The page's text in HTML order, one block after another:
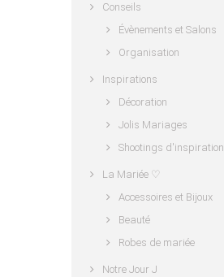
Conseils
Évènements et Salons
Organisation
Inspirations
Décoration
Jolis Mariages
Shootings d'inspiration
La Mariée ♡
Accessoires et Bijoux
Beauté
Robes de mariée
Notre Jour J